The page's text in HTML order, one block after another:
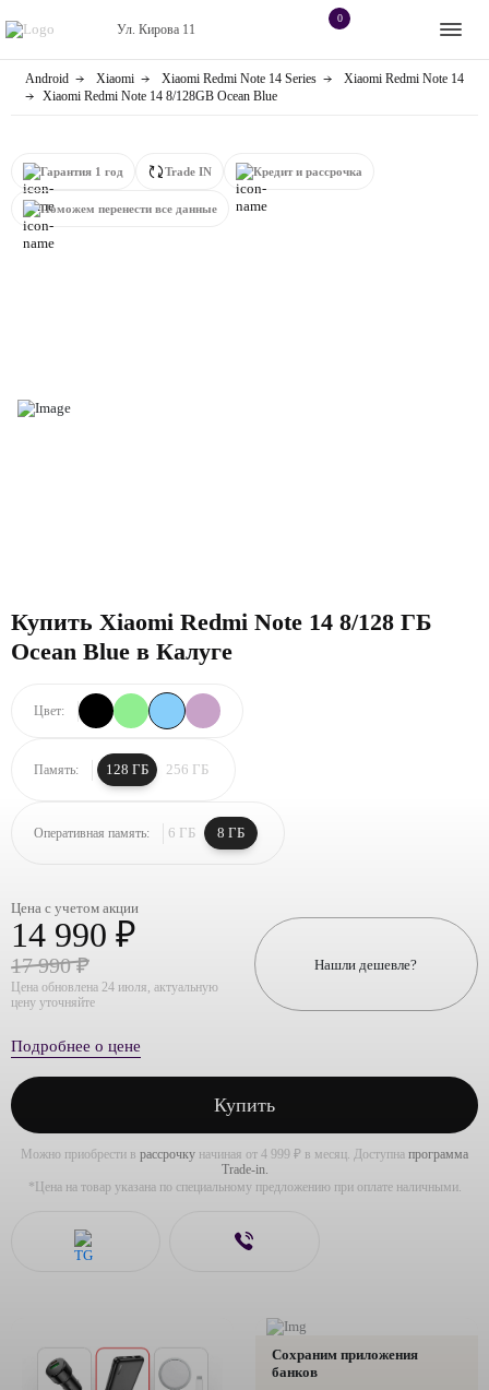
Ул. Кирова 11
0
Контакты
магазине
Apple
Яндекс станции
Приставки
Android Xiaomi Xiaomi Redmi Note 14 Series
Xiaomi Redmi Note 14
Xiaomi Redmi Note 14 8/128GB Ocean Blue
Гарантия 1 год Trade IN Кредит и рассрочка
Поможем перенести все данные
Купить Xiaomi Redmi Note 14 8/128 ГБ
Ocean Blue в Калуге
Цвет:
Память: 128 ГБ 256 ГБ
Оперативная память: 6 ГБ 8 ГБ
Цена с учетом акции
14 990 ₽
17 990 ₽
Цена обновлена 24 июля, актуальную
цену уточняйте
Нашли дешевле?
Подробнее о цене
Купить
Можно приобрести в рассрочку начиная от 4 999 ₽ в месяц. Доступна программа
Trade-in.
*Цена на товар указана по специальному предложению при оплате наличными.
Сохраним приложения
банков